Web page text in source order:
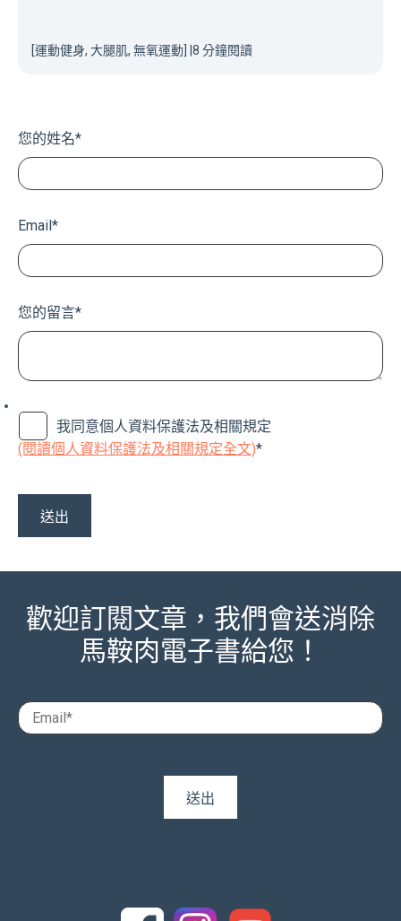
[運動健身, 大腿肌, 無氧運動] 8 分鐘閱讀
您的姓名*
Email*
您的留言*
我同意個人資料保護法及相關規定
(閱讀個人資料保護法及相關規定全文)*
歡迎訂閱文章，我們會送消除
馬鞍肉電子書給您！